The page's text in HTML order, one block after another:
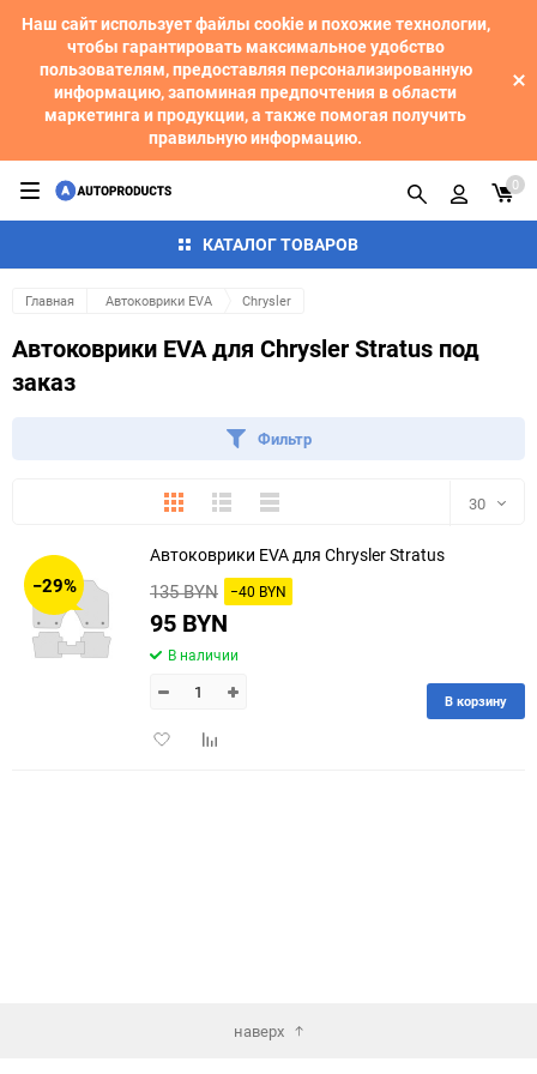
Наш сайт использует файлы cookie и похожие технологии,
чтобы гарантировать максимальное удобство
пользователям, предоставляя персонализированную
информацию, запоминая предпочтения в области
маркетинга и продукции, а также помогая получить
правильную информацию.
КАТАЛОГ ТОВАРОВ
0
Главная Автоковрики EVA Chrysler
Автоковрики EVA для Chrysler Stratus под
заказ
Фильтр
ПлиткаПодробноКомпактно 30
150
−29%
Автоковрики EVA для Chrysler Stratus
135 BYN −40 BYN
95 BYN
В наличии
ДобавитьДобавить
В корзину
наверх